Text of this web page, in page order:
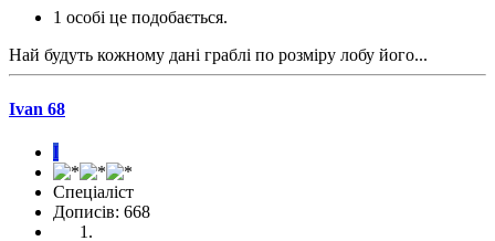
1 особі це подобається.
Най будуть кожному дані граблі по розміру лобу його...
Ivan 68
I
Спеціаліст
Дописів: 668